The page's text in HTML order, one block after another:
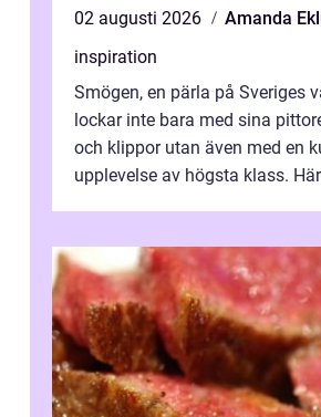
02 augusti 2026
Amanda
inspiration
Smögen, en pärla på Sveriges
lockar inte bara med sina
och klippor utan även med en
upplevelse av högsta klass.